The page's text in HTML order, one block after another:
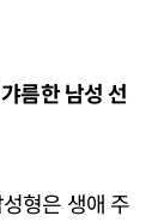
름한 남성 선
형은 생애 주